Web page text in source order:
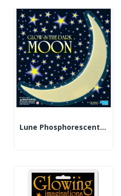
Lune Phosphorescente 30 Cm